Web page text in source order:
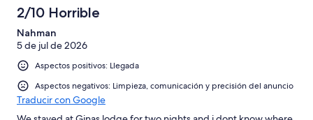
2/10 Horrible
Nahman
5 de jul de 2026
Aspectos positivos: Llegada
Aspectos negativos: Limpieza, comunicación y precisión del anuncio
Traducir con Google